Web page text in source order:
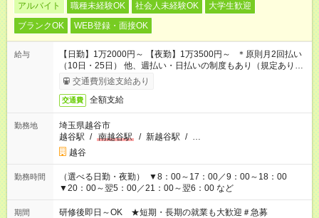
アルバイト 職種未経験OK 社会人未経験OK
大学生歓迎
ブランクOK
WEB登録・面接OK
給与
【日勤】1万2000円～ 【夜勤】1万3500円～ ＊原則月2回払い
（10日・25日） 他、週払い・日払いの制度もあり（規定あり）
＃日収1万円以上
交通費別途支給あり
交通費 全額支給
勤務地
埼玉県越谷市
越谷駅 / 南越谷駅 / 新越谷駅 / …
越谷
勤務時間
（選べる日勤・夜勤） ▼8：00～17：00／9：00～18：00
▼20：00～翌5：00／21：00～翌6：00 など
期間 研修後即日～OK ★短期・長期の就業も大歓迎＃急募